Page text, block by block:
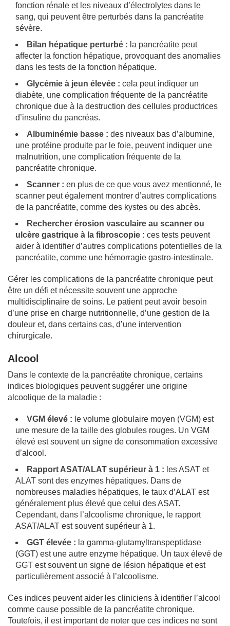
fonction rénale et les niveaux d’électrolytes dans le
sang, qui peuvent être perturbés dans la pancréatite
sévère.
Bilan hépatique perturbé : la pancréatite peut
affecter la fonction hépatique, provoquant des anomalies
dans les tests de la fonction hépatique.
Glycémie à jeun élevée : cela peut indiquer un
diabète, une complication fréquente de la pancréatite
chronique due à la destruction des cellules productrices
d’insuline du pancréas.
Albuminémie basse : des niveaux bas d’albumine,
une protéine produite par le foie, peuvent indiquer une
malnutrition, une complication fréquente de la
pancréatite chronique.
Scanner : en plus de ce que vous avez mentionné, le
scanner peut également montrer d’autres complications
de la pancréatite, comme des kystes ou des abcès.
Rechercher érosion vasculaire au scanner ou
ulcère gastrique à la fibroscopie : ces tests peuvent
aider à identifier d’autres complications potentielles de la
pancréatite, comme une hémorragie gastro-intestinale.
Gérer les complications de la pancréatite chronique peut
être un défi et nécessite souvent une approche
multidisciplinaire de soins. Le patient peut avoir besoin
d’une prise en charge nutritionnelle, d’une gestion de la
douleur et, dans certains cas, d’une intervention
chirurgicale.
Alcool
Dans le contexte de la pancréatite chronique, certains
indices biologiques peuvent suggérer une origine
alcoolique de la maladie :
VGM élevé : le volume globulaire moyen (VGM) est
une mesure de la taille des globules rouges. Un VGM
élevé est souvent un signe de consommation excessive
d’alcool.
Rapport ASAT/ALAT supérieur à 1 : les ASAT et
ALAT sont des enzymes hépatiques. Dans de
nombreuses maladies hépatiques, le taux d’ALAT est
généralement plus élevé que celui des ASAT.
Cependant, dans l’alcoolisme chronique, le rapport
ASAT/ALAT est souvent supérieur à 1.
GGT élevée : la gamma-glutamyltranspeptidase
(GGT) est une autre enzyme hépatique. Un taux élevé de
GGT est souvent un signe de lésion hépatique et est
particulièrement associé à l’alcoolisme.
Ces indices peuvent aider les cliniciens à identifier l’alcool
comme cause possible de la pancréatite chronique.
Toutefois, il est important de noter que ces indices ne sont